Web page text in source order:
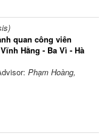
quan công viên
Hằng - Ba Vì - Hà
Phạm Hoàng,